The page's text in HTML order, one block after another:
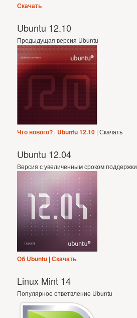
Скачать
Ubuntu 12.10
Предыдущая версия Ubuntu
Что нового? | Ubuntu 12.10 | Скачать
Ubuntu 12.04
Версия с увеличенным сроком поддержки
Об Ubuntu |Скачать
Linux Mint 14
Популярное ответвление Ubuntu